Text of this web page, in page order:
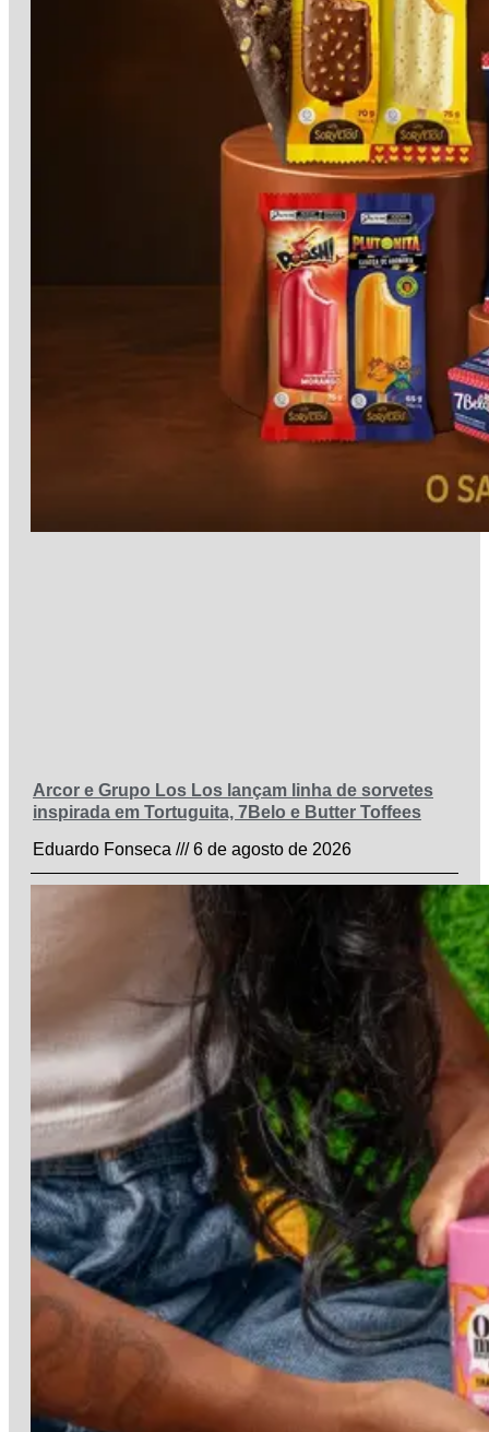
Arcor e Grupo Los Los lançam linha de sorvetes
inspirada em Tortuguita, 7Belo e Butter Toffees
Eduardo Fonseca
6 de agosto de 2026